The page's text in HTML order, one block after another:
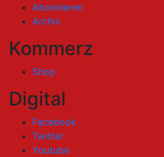
Abonnieren
Archiv
Kommerz
Shop
Digital
Facebook
Twitter
Youtube